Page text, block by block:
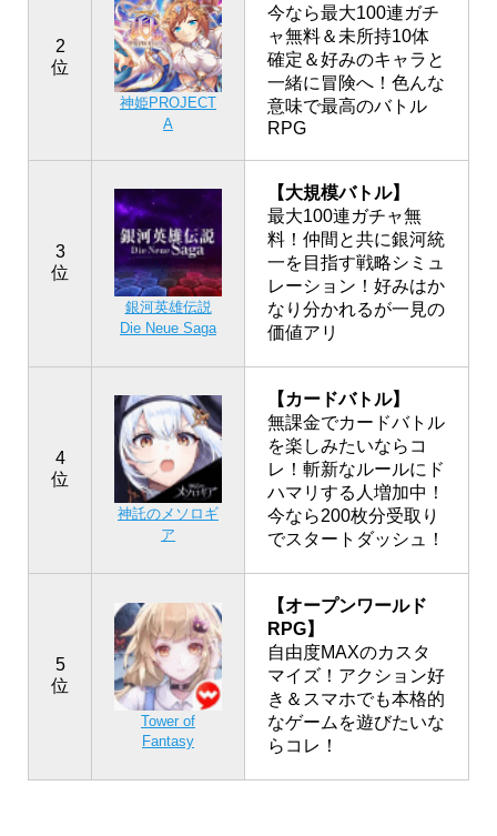
2
位
神姫PROJECT
A
今なら最大100連ガチ
ャ無料＆未所持10体
確定＆好みのキャラと
一緒に冒険へ！色んな
意味で最高のバトル
RPG
3
位
銀河英雄伝説
Die Neue Saga
【大規模バトル】
最大100連ガチャ無
料！仲間と共に銀河統
一を目指す戦略シミュ
レーション！好みはか
なり分かれるが一見の
価値アリ
4
位
神託のメソロギ
ア
【カードバトル】
無課金でカードバトル
を楽しみたいならコ
レ！斬新なルールにド
ハマリする人増加中！
今なら200枚分受取り
でスタートダッシュ！
5
位
Tower of
Fantasy
【オープンワールド
RPG】
自由度MAXのカスタ
マイズ！アクション好
き＆スマホでも本格的
なゲームを遊びたいな
らコレ！